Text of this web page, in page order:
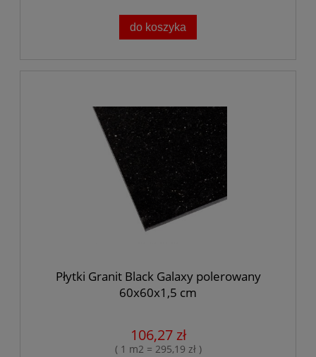
do koszyka
Płytki Granit Black Galaxy polerowany
60x60x1,5 cm
106,27 zł
( 1 m2 = 295,19 zł )